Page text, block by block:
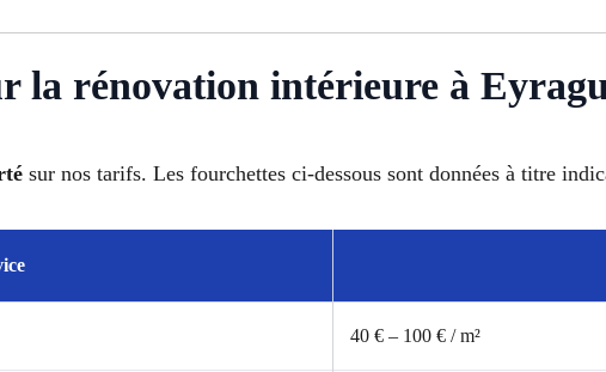
la rénovation intérieure à
sur nos tarifs. Les fourchettes ci-dessous sont données à titre
40 € – 100 € / m²